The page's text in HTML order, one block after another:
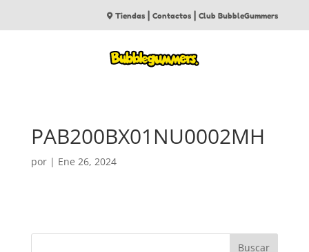
Tiendas |Contactos |Club BubbleGummers
PAB200BX01NU0002MH
por | Ene 26, 2024